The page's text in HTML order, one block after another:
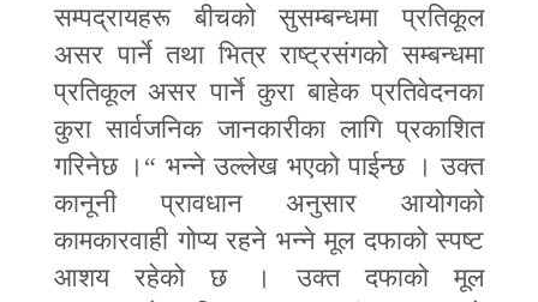
सम्पद्रायहरू बीचको सुसम्बन्धमा प्रतिकूल
असर पार्ने तथा भित्र राष्ट्रसंगको सम्बन्धमा
प्रतिकूल असर पार्ने कुरा बाहेक प्रतिवेदनका
कुरा सार्वजनिक जानकारीका लागि प्रकाशित
गरिनेछ । “ भन्ने उल्लेख भएको पाईन्छ । उक्त
कानूनी प्रावधान अनुसार आयोगको
कामकारवाही गोप्य रहने भन्ने मूल दफाको स्पष्ट
आशय रहेको छ । उक्त दफाको मूल